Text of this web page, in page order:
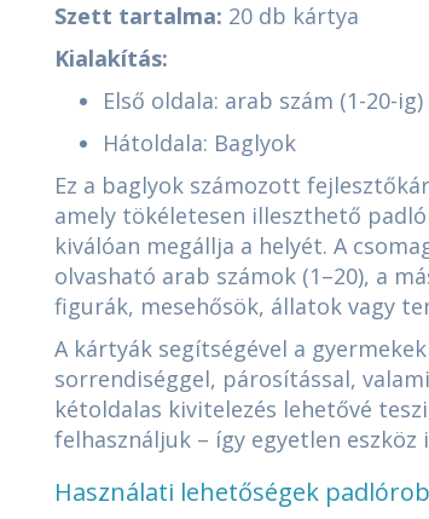
Szett tartalma: 20 db kártya
Kialakítás:
Első oldala: arab szám (1-20-ig)
Hátoldala: Baglyok
Ez a baglyok számozott
amely tökéletesen illeszthető
kiválóan megállja a helyét. A
olvasható arab számok (1–20), a
figurák, mesehősök, állatok vagy
A kártyák segítségével a
sorrendiséggel, párosítással,
kétoldalas kivitelezés lehetővé
felhasználjuk – így egyetlen
Használati lehetőségek